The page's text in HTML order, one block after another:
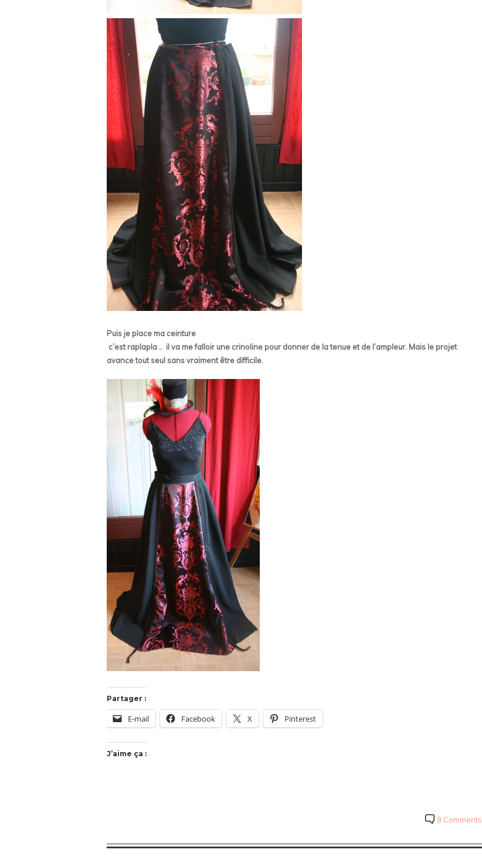
Puis je place ma ceinture
c’est raplapla .. il va me falloir une crinoline pour donner de la tenue et de l’ampleur. Mais le projet
avance tout seul sans vraiment être difficile.
Partager :
E-mail Facebook X Pinterest
J’aime ça :
8 Comments